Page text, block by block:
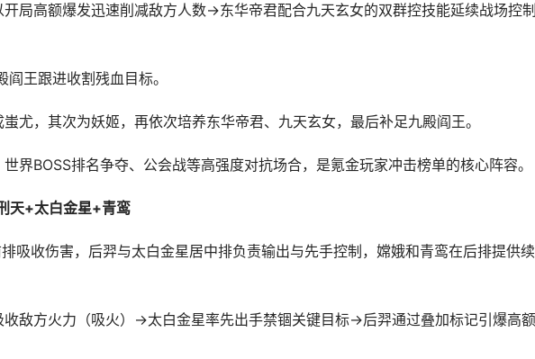
开局高额爆发迅速削减敌方人数→东华帝君配合九天玄女的双群控技能延续战场控
王跟进收割残血目标。
尤，其次为妖姬，再依次培养东华帝君、九天玄女，最后补足九殿阎王。
界BOSS排名争夺、公会战等高强度对抗场合，是氪金玩家冲击榜单的核心阵容。
天+太白金星+青鸾​
吸收伤害，后羿与太白金星居中排负责输出与先手控制，嫦娥和青鸾在后排提供
收敌方火力（吸火）→太白金星率先出手禁锢关键目标→后羿通过叠加标记引爆高